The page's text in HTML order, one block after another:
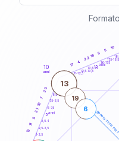
generazione
10
anni
1-2,5
2,5-3,5
3,5-4
6-7,5
7,5-8,5
8,5-9
11-12,5
12,5-13,5
13,5-14
16-17,5
17,5-18,5
19
11
5
21
10
7
20
17
4
22 18 5
5
10
13
19
6
5anni
15 anni